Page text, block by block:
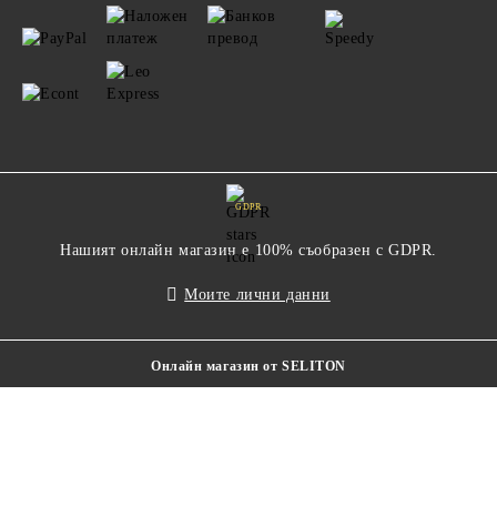
GDPR
Нашият онлайн магазин е 100% съобразен с GDPR.
Моите лични данни
Онлайн магазин от SELITON